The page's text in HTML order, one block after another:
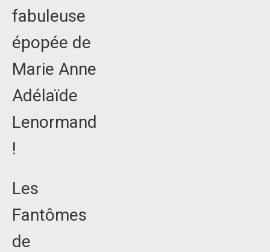
fabuleuse
épopée de
Marie Anne
Adélaïde
Lenormand
!
Les
Fantômes
de